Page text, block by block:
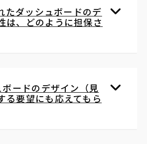
たダッシュボードのデ
は、どのように担保さ
ードのデザイン（見
る要望にも応えてもら